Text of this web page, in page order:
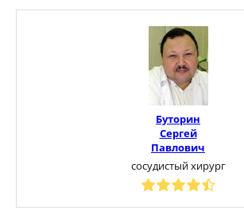
Буторин
Сергей
Павлович
сосудистый хирург